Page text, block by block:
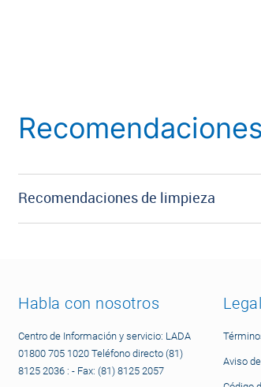
Recomendaciones
Recomendaciones de limpieza
Habla con nosotros
Centro de Información y servicio: LADA
01800 705 1020 Teléfono directo (81)
8125 2036 : - Fax: (81) 8125 2057
Aviso